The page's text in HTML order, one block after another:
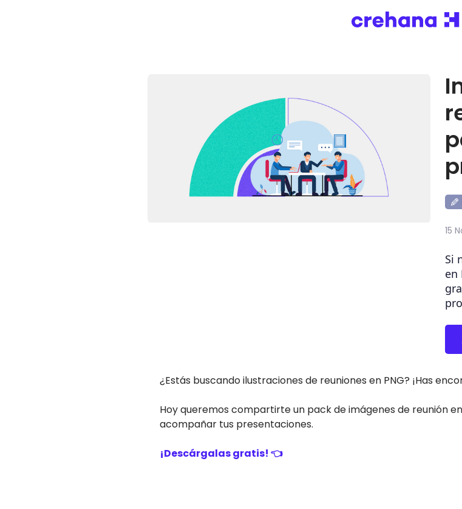
15
Si
en
¿Estás buscando ilustraciones de reuniones en PNG? ¡Has
Hoy queremos compartirte un pack de imágenes de reunión
acompañar tus presentaciones.
¡Descárgalas gratis! 👈